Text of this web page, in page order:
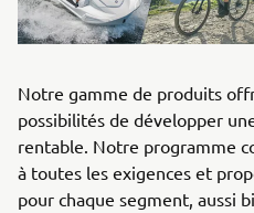
Notre gamme de produits
possibilités de développer
rentable. Notre programme
à toutes les exigences et
pour chaque segment, aussi